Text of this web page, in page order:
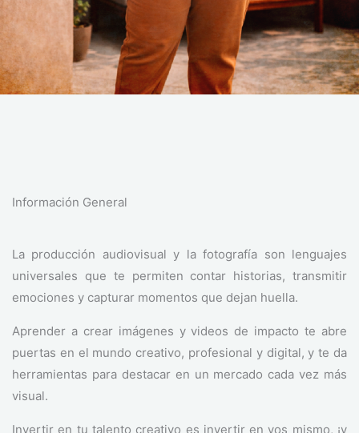
Información General
La producción audiovisual y la fotografía son lenguajes
universales que te permiten contar historias, transmitir
emociones y capturar momentos que dejan huella.
Aprender a crear imágenes y videos de impacto te abre
puertas en el mundo creativo, profesional y digital, y te da
herramientas para destacar en un mercado cada vez más
visual.
Invertir en tu talento creativo es invertir en vos mismo, ¡y